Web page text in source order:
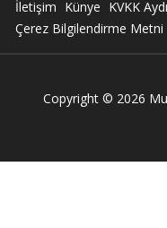
İletişim Künye KVKK
Çerez Bilgilendirme Metni
Copyright © 2026